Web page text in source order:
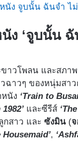
นัง จูบนั้น ฉันจำ ไ
นัง ‘จูบนั้น
าวโพลน และสภา
วฉาวๆ ของหนุ่มสา
นัง ‘Train to
และซีรีส์
กสาว และ ซังมิน (
Housemaid’,